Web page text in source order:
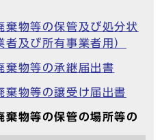
棄物等の保管及び処分状
及び所有事業者用）
棄物等の承継届出書
棄物等の譲受け届出書
棄物等の保管の場所等の